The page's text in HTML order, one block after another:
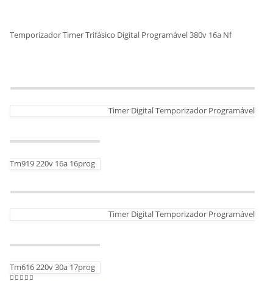
Temporizador Timer Trifásico Digital Programável 380v 16a Nf
Timer Digital Temporizador Programável
Tm919 220v 16a 16prog
Timer Digital Temporizador Programável
Tm616 220v 30a 17prog